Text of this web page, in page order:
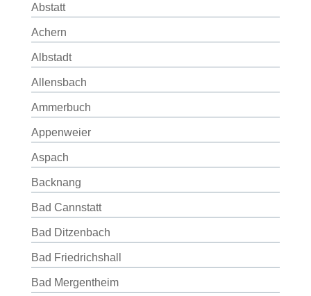
Abstatt
Achern
Albstadt
Allensbach
Ammerbuch
Appenweier
Aspach
Backnang
Bad Cannstatt
Bad Ditzenbach
Bad Friedrichshall
Bad Mergentheim